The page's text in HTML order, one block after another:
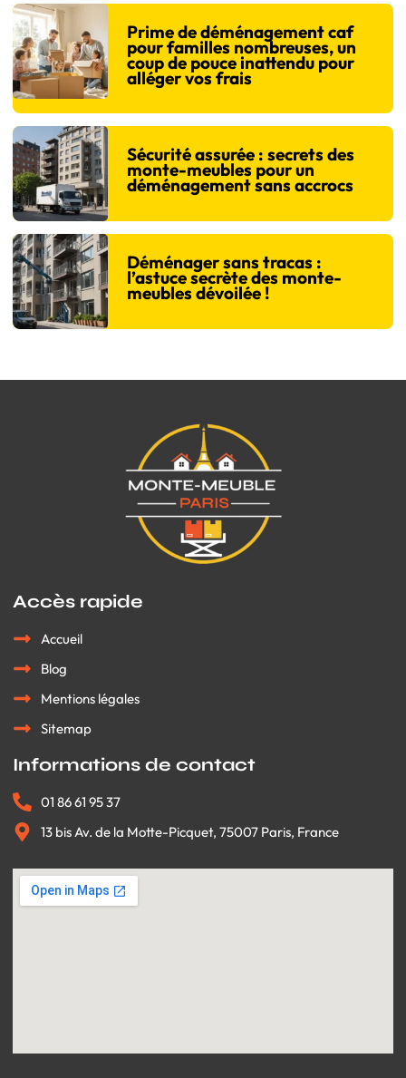
Prime de déménagement caf
pour familles nombreuses, un
coup de pouce inattendu pour
alléger vos frais
Sécurité assurée : secrets des
monte-meubles pour un
déménagement sans accrocs
Déménager sans tracas :
l’astuce secrète des monte-
meubles dévoilée !
Accès rapide
Accueil
Blog
Mentions légales
Sitemap
Informations de contact
01 86 61 95 37
13 bis Av. de la Motte-Picquet, 75007 Paris, France